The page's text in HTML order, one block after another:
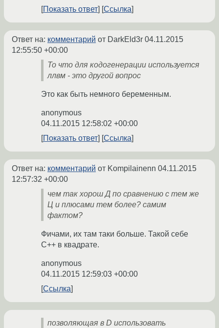
Показать ответ
Ссылка
Ответ на: комментарий от DarkEld3r 04.11.2015
12:55:50 +00:00
То что для кодогенерации используется
ллвм - это другой вопрос
Это как быть немного беременным.
anonymous
04.11.2015 12:58:02 +00:00
Показать ответ
Ссылка
Ответ на: комментарий от Kompilainenn 04.11.2015
12:57:32 +00:00
чем так хорош Д по сравнению с тем же
Ц и плюсами тем более? самим
фактом?
Фичами, их там таки больше. Такой себе
С++ в квадрате.
anonymous
04.11.2015 12:59:03 +00:00
Ссылка
позволяющая в D использовать